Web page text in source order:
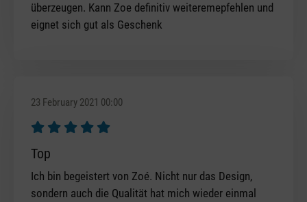
überzeugen. Kann Zoe definitiv weiteremepfehlen und
eignet sich gut als Geschenk
23 February 2021 00:00
Review with rating of 5 out of 5 stars
Top
Ich bin begeistert von Zoé. Nicht nur das Design,
sondern auch die Qualität hat mich wieder einmal